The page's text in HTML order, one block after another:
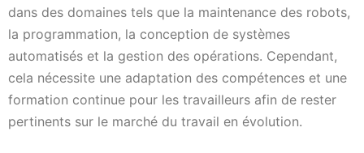
dans des domaines tels que la maintenance des robots,
la programmation, la conception de systèmes
automatisés et la gestion des opérations. Cependant,
cela nécessite une adaptation des compétences et une
formation continue pour les travailleurs afin de rester
pertinents sur le marché du travail en évolution.